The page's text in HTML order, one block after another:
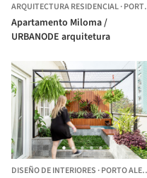
ARQUITECTURA RESIDENCIAL·PORTO ALEGRE,
Apartamento Miloma /
URBANODE arquitetura
DISEÑO DE INTERIORES ·PORTO ALEGRE,